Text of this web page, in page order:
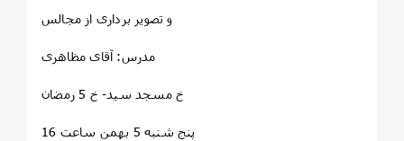
و تصویر برداری از مجالس
مدرس: آقای مظاهری
خ مسجد سید- خ 5 رمضان
پنج شنبه 5 بهمن ساعت 16